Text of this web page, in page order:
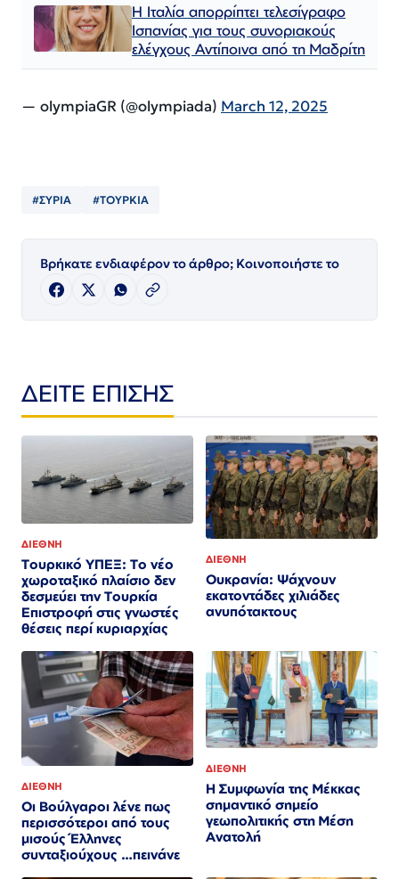
Η Ιταλία απορρίπτει τελεσίγραφο
Ισπανίας για τους συνοριακούς
ελέγχους Αντίποινα από τη Μαδρίτη
— olympiaGR (@olympiada) March 12, 2025
#ΣΥΡΙΑ #ΤΟΥΡΚΙΑ
Βρήκατε ενδιαφέρον το άρθρο; Κοινοποιήστε το
ΔΕΙΤΕ ΕΠΙΣΗΣ
ΔΙΕΘΝΗ
Τουρκικό ΥΠΕΞ: Το νέο
χωροταξικό πλαίσιο δεν
δεσμεύει την Τουρκία
Επιστροφή στις γνωστές
θέσεις περί κυριαρχίας
ΔΙΕΘΝΗ
Ουκρανία: Ψάχνουν
εκατοντάδες χιλιάδες
ανυπότακτους
ΔΙΕΘΝΗ
Οι Βούλγαροι λένε πως
περισσότεροι από τους
μισούς Έλληνες
συνταξιούχους …πεινάνε
ΔΙΕΘΝΗ
Η Συμφωνία της Μέκκας
σημαντικό σημείο
γεωπολιτικής στη Μέση
Ανατολή